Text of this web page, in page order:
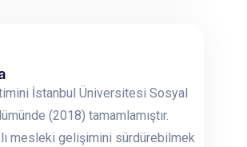
İstanbul Üniversitesi Sosyal
(2018) tamamlamıştır.
mesleki gelişimini sürdürebilmek